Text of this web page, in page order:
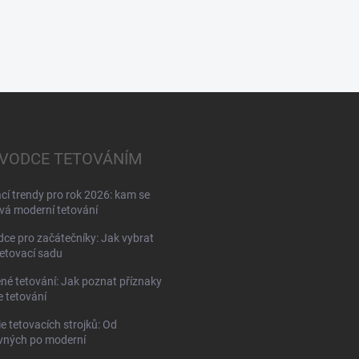
TETOVÁNÍM
trendy pro rok 2026: kam se
moderní tetování
pro začátečníky: Jak vybrat
sadu
tetování: Jak poznat příznaky
tetování
tetovacích strojků: Od
po moderní